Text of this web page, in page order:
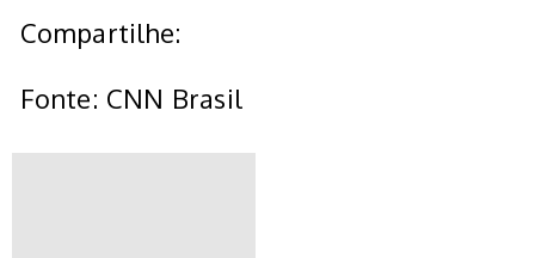
Compartilhe:
Fonte: CNN Brasil